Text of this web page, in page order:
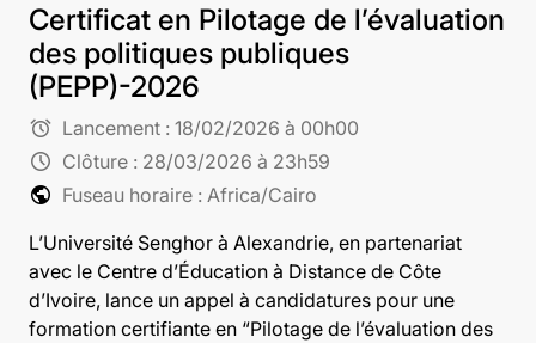
Certificat en Pilotage de l’évaluation
des politiques publiques
(PEPP)-2026
alarm Lancement : 18/02/2026 à 00h00
schedule Clôture : 28/03/2026 à 23h59
public Fuseau horaire : Africa/Cairo
L’Université Senghor à Alexandrie, en partenariat
avec le Centre d’Éducation à Distance de Côte
d’Ivoire, lance un appel à candidatures pour une
formation certifiante en “Pilotage de l’évaluation des